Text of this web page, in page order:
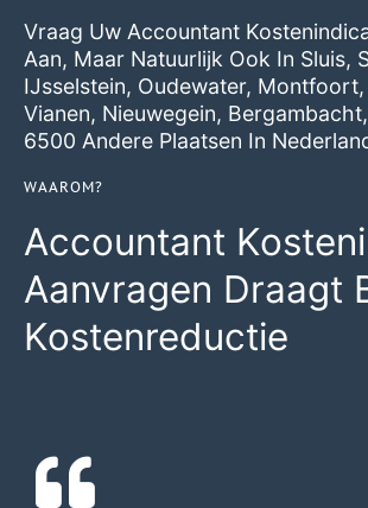
Vraag Uw Accountant
Aan, Maar Natuurlijk Ook In Sluis,
IJsselstein, Oudewater, Montfoort,
Vianen, Nieuwegein, Bergambacht,
6500 Andere Plaatsen In
WAAROM?
Accountant
Aanvragen Draagt
Kostenreductie